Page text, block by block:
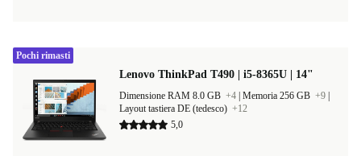
Lenovo ThinkPad T490 | i5-8365U | 14"
Dimensione RAM 8.0 GB +4 Memoria 256 GB +9
Layout tastiera DE (tedesco) +12
5,0
Pochi rimasti